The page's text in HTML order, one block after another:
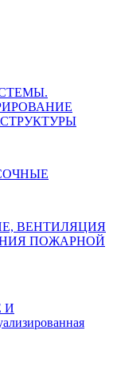
ВЕНТИЛЯЦИЯ
ПОЖАРНОЙ
И